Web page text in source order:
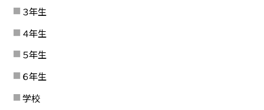
３年生
４年生
５年生
６年生
学校